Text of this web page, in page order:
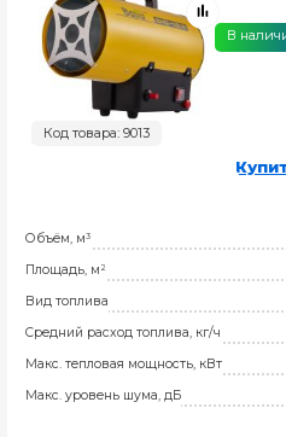
Код товара: 9013
В
Объём, м³
Площадь, м²
Вид топлива
Средний расход топлива, кг/ч
Макс. тепловая мощность, кВт
Макс. уровень шума, дБ